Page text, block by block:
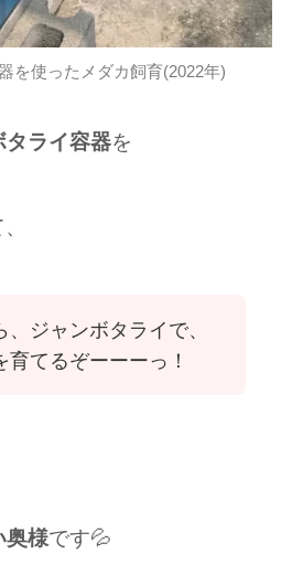
を使ったメダカ飼育(2022年)
タライ容器を
、ジャンボタライで、
育てるぞーーーっ！
奥様です💦